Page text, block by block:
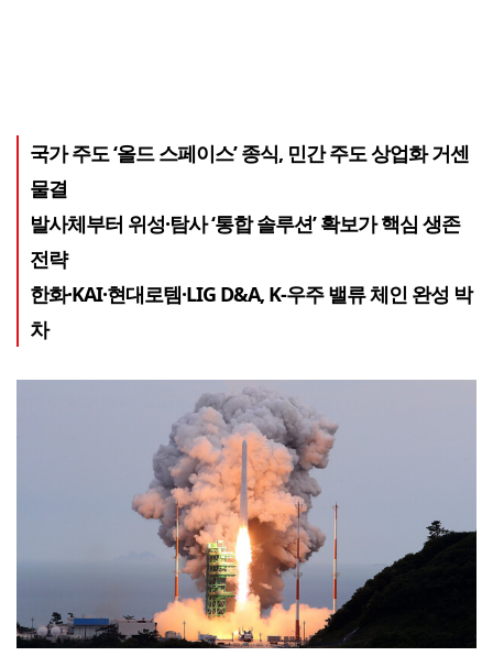
국가 주도 ‘올드 스페이스’ 종식, 민간 주도 상업화 거센
물결
발사체부터 위성·탐사 ‘통합 솔루션’ 확보가 핵심 생존
전략
한화·KAI·현대로템·LIG D&A, K-우주 밸류 체인 완성 박
차